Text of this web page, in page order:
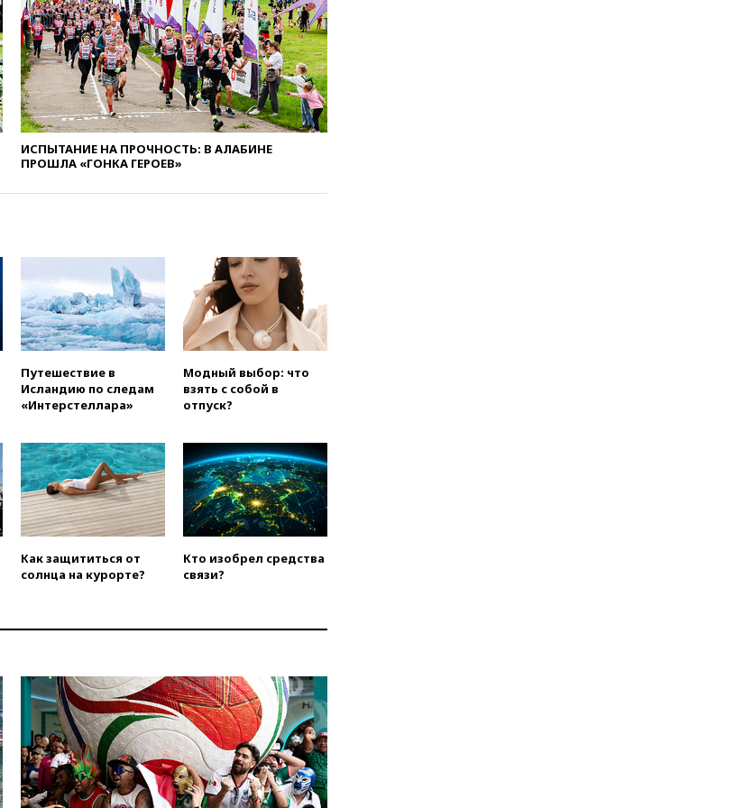
коррупции
вчера, 23:35Лукашенко
объяснил экономическую
выгоду безвизового режима с
ЕС
вчера, 22:59На башню
ресторана «Армения» в
Москве вернут утраченную
скульптуру балерины
анонсировал скорое
соглашение о прекращении
огня США и Ирана
вчера, 22:15Три человека
получили ножевые ранения
вчера, 22:00Путин поручил
выделить средства на новые
вчера, 21:56The Atlantic: Маск
отказал Украине в
использовании Starlink для
атак вглубь РФ
вчера, 21:35После пожара на
складе в Брянске возбудили
уголовное дело
официальный отказ в визах от
вчера, 21:15Пентагон
опубликовал 16 новых видео с
НЛО
вчера, 21:00На границе
Украины с Польшей скопилось
свыше 6,5 тысячи грузовиков
вчера, 20:53Швыдкой:
ИСПЫТАНИЕ НА ПРОЧНОСТЬ: В АЛАБИНЕ
ПРОШЛА «ГОНКА ГЕРОЕВ»
Путешествие в
Исландию по следам
«Интерстеллара»
Модный выбор: что
взять с собой в
отпуск?
Как защититься от
солнца на курорте?
Кто изобрел средства
связи?